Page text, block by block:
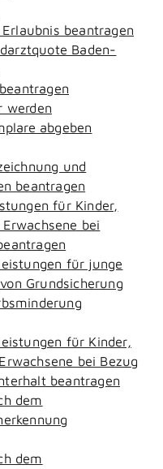
beantragen
Baden-
werden
abgeben
und
beantragen
für Kinder,
bei
für junge
Grundsicherung
für Kinder,
bei Bezug
beantragen
dem
dem